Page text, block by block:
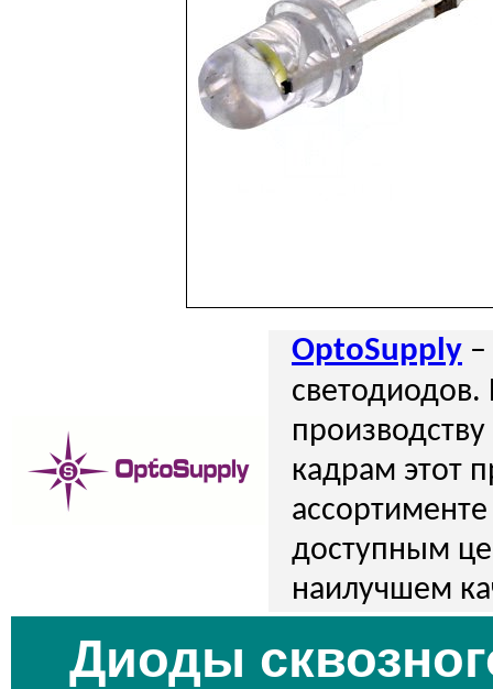
OptoSupply
светодиодов.
кадрам этот
доступным
наилучшем
Диоды